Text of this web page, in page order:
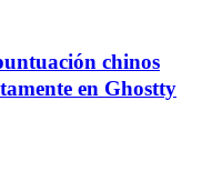
chinos
en Ghostty